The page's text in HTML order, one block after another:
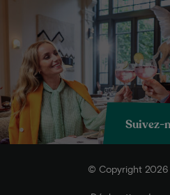
Suivez-
© Copyright